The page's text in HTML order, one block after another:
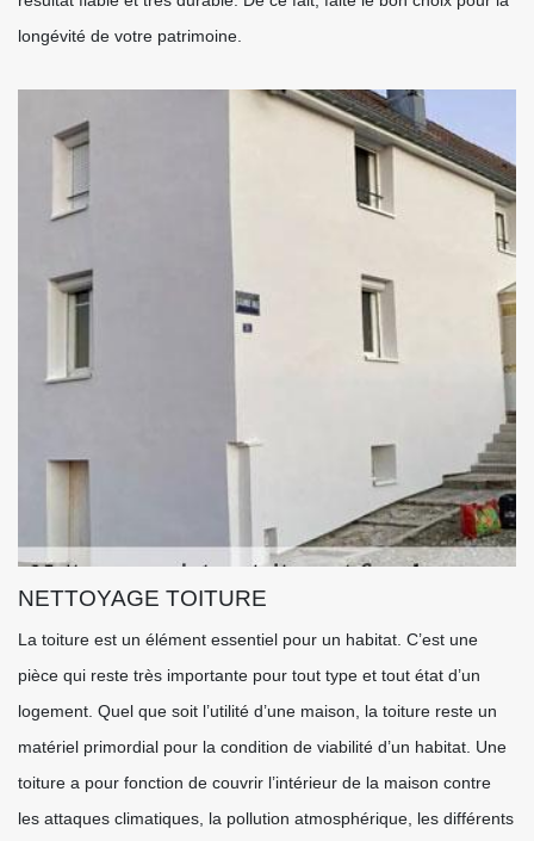
longévité de votre patrimoine.
NETTOYAGE TOITURE
La toiture est un élément essentiel pour un habitat. C’est une
pièce qui reste très importante pour tout type et tout état d’un
logement. Quel que soit l’utilité d’une maison, la toiture reste un
matériel primordial pour la condition de viabilité d’un habitat. Une
toiture a pour fonction de couvrir l’intérieur de la maison contre
les attaques climatiques, la pollution atmosphérique, les différents